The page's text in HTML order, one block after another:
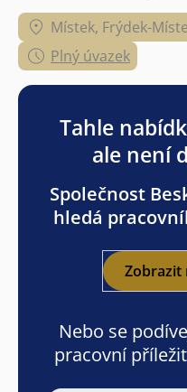
Místek, Frýdek-
Plný úvazek
Tahle
ale není
Společnost
hledá
Zobrazit
Nebo se
pracovní